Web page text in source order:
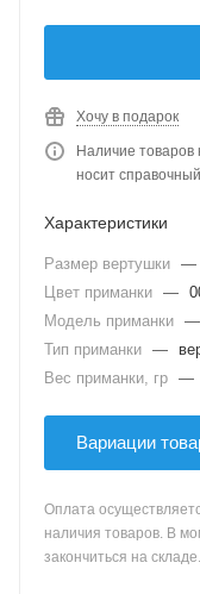
Хочу в подарок
Наличие товаров
носит
Характеристики
Размер вертушки —
Цвет приманки —
Модель приманки —
Тип приманки —
Вес приманки, гр —
Вариации
Оплата
наличия товаров. В
закончиться на складе.